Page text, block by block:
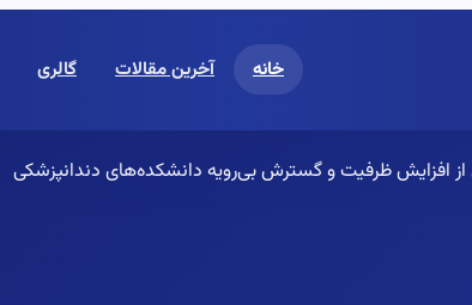
خانه آخرین مقالات گالری
افزایش ظرفیت و گسترش بی‌رویه دانشکده‌های دندانپزشکی